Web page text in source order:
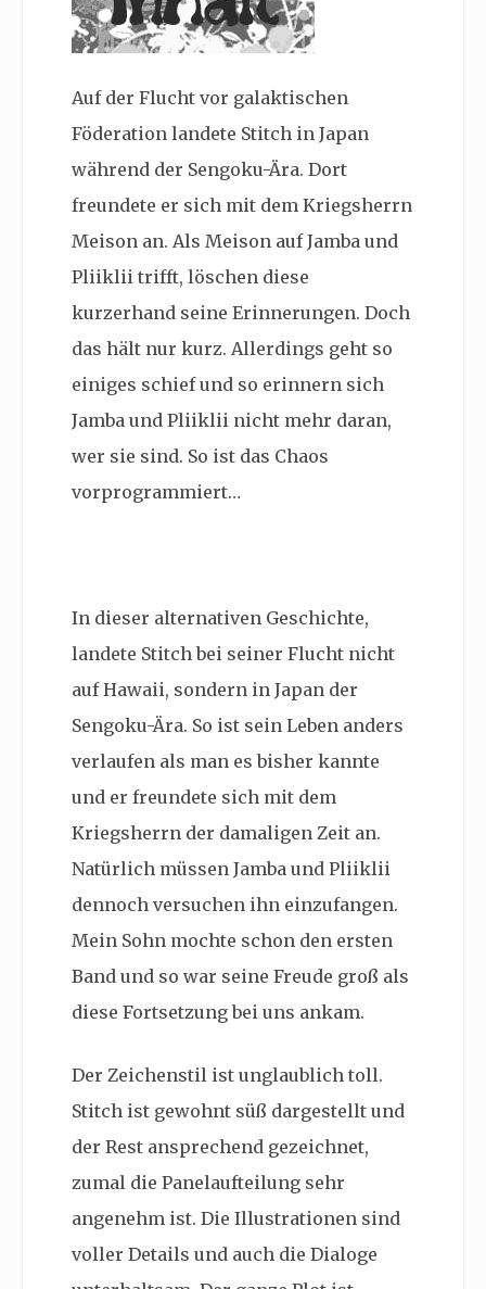
Auf der Flucht vor galaktischen
Föderation landete Stitch in Japan
während der Sengoku-Ära. Dort
freundete er sich mit dem Kriegsherrn
Meison an. Als Meison auf Jamba und
Pliiklii trifft, löschen diese
kurzerhand seine Erinnerungen. Doch
das hält nur kurz. Allerdings geht so
einiges schief und so erinnern sich
Jamba und Pliiklii nicht mehr daran,
wer sie sind. So ist das Chaos
vorprogrammiert…
In dieser alternativen Geschichte,
landete Stitch bei seiner Flucht nicht
auf Hawaii, sondern in Japan der
Sengoku-Ära. So ist sein Leben anders
verlaufen als man es bisher kannte
und er freundete sich mit dem
Kriegsherrn der damaligen Zeit an.
Natürlich müssen Jamba und Pliiklii
dennoch versuchen ihn einzufangen.
Mein Sohn mochte schon den ersten
Band und so war seine Freude groß als
diese Fortsetzung bei uns ankam.
Der Zeichenstil ist unglaublich toll.
Stitch ist gewohnt süß dargestellt und
der Rest ansprechend gezeichnet,
zumal die Panelaufteilung sehr
angenehm ist. Die Illustrationen sind
voller Details und auch die Dialoge